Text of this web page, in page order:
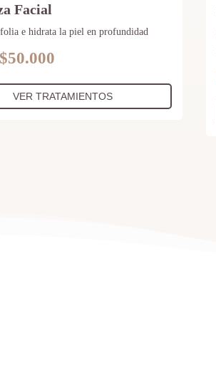
Facial
e hidrata la piel en profundidad
VER TRATAMIENTOS